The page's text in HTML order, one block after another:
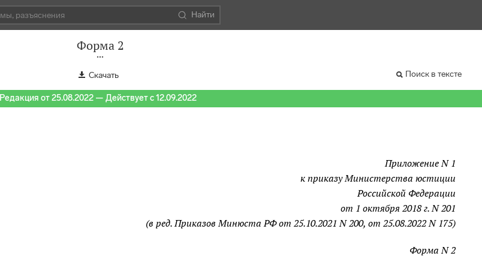
Найти
Форма 2
Скачать Поиск в тексте
Редакция от 25.08.2022 — Действует с 12.09.2022
Приложение N 1
к приказу Министерства юстиции
Российской Федерации
от 1 октября 2018 г. N 201
(в ред. Приказов Минюста РФ от 25.10.2021 N 200, от 25.08.2022 N 175)
Форма N 2